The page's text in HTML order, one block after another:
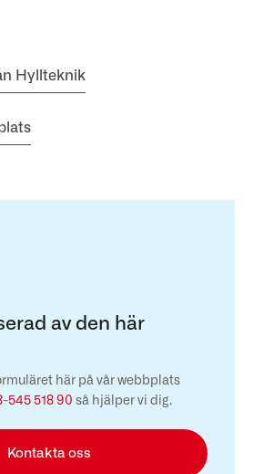
Hyllteknik
av den här
här på vår webbplats
545 518 90 så hjälper vi dig.
Kontakta oss